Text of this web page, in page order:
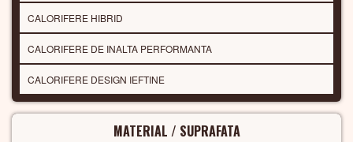
CALORIFERE HIBRID
CALORIFERE DE INALTA PERFORMANTA
CALORIFERE DESIGN IEFTINE
MATERIAL / SUPRAFATA